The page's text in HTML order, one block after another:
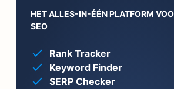
HET ALLES-IN-ÉÉN PLATFORM
SEO
Rank Tracker
Keyword Finder
SERP Checker